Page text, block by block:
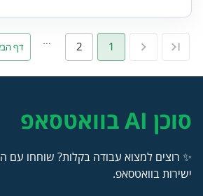
1
2 דף
סוכן AI בוואטסאפ
✨ רוצים למצוא עבודה בקלות? שוחחו עם
ישירות בוואטסאפ.